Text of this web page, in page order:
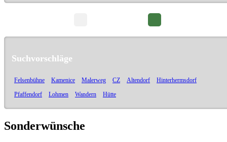
Suchvorschläge
Felsenbühne Kamenice Malerweg CZ Altendorf
Hinterhermsdorf
Pfaffendorf
Lohmen Wandern Hütte
Sonderwünsche